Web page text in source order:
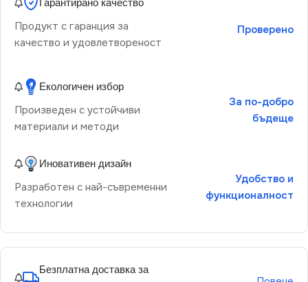
Гарантирано качество
Продукт с гаранция за
качество и удовлетвореност
Проверено
Екологичен избор
Произведен с устойчиви
материали и методи
За по-добро
бъдеще
Иновативен дизайн
Разработен с най-съвременни
технологии
Удобство и
функционалност
Безплатна доставка за